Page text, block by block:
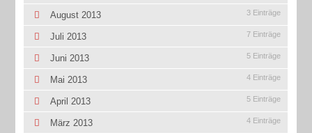
August 2013 3 Einträge
Juli 2013 7 Einträge
Juni 2013 5 Einträge
Mai 2013 4 Einträge
April 2013 5 Einträge
März 2013 4 Einträge